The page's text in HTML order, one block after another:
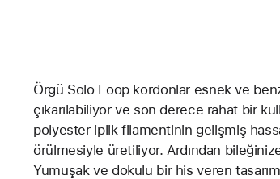
Örgü Solo Loop kordonlar esnek ve
çıkarılabiliyor ve son derece rahat bir
polyester iplik filamentinin gelişmiş
örülmesiyle üretiliyor. Ardından
Yumuşak ve dokulu bir his veren